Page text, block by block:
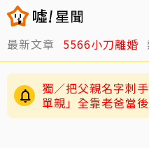
最新文章 5566小刀離婚
獨／把父親名字刺
單親」全靠老爸當